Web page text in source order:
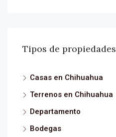
Tipos de propiedades
Casas en Chihuahua
Terrenos en Chihuahua
Departamento
Bodegas